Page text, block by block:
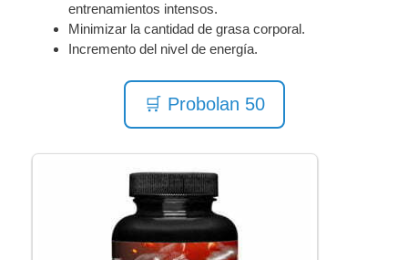
entrenamientos intensos.
Minimizar la cantidad de grasa corporal.
Incremento del nivel de energía.
🛒 Probolan 50